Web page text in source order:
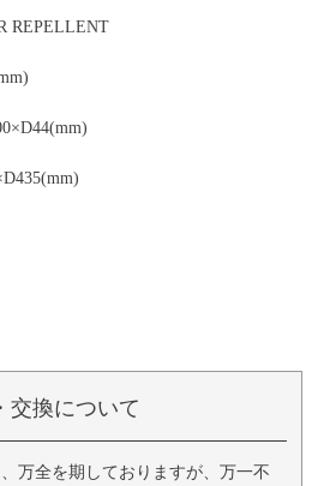
REPELLENT
交換について
万全を期しておりますが、万一不